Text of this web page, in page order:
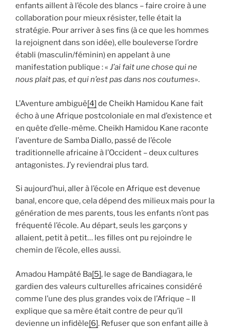
enfants aillent à l’école des blancs – faire croire à une
collaboration pour mieux résister, telle était la
stratégie. Pour arriver à ses fins (à ce que les hommes
la rejoignent dans son idée), elle bouleverse l’ordre
établi (masculin/féminin) en appelant à une
manifestation publique : « J’ai fait une chose qui ne
nous plait pas, et qui n’est pas dans nos coutumes».
L’Aventure ambiguë[4] de Cheikh Hamidou Kane fait
écho à une Afrique postcoloniale en mal d’existence et
en quête d’elle-même. Cheikh Hamidou Kane raconte
l’aventure de Samba Diallo, passé de l’école
traditionnelle africaine à l’Occident – deux cultures
antagonistes. J’y reviendrai plus tard.
Si aujourd’hui, aller à l’école en Afrique est devenue
banal, encore que, cela dépend des milieux mais pour la
génération de mes parents, tous les enfants n’ont pas
fréquenté l’école. Au départ, seuls les garçons y
allaient, petit à petit… les filles ont pu rejoindre le
chemin de l’école, elles aussi.
Amadou Hampâté Ba[5], le sage de Bandiagara, le
gardien des valeurs culturelles africaines considéré
comme l’une des plus grandes voix de l’Afrique – Il
explique que sa mère était contre de peur qu’il
devienne un infidèle[6]. Refuser que son enfant aille à